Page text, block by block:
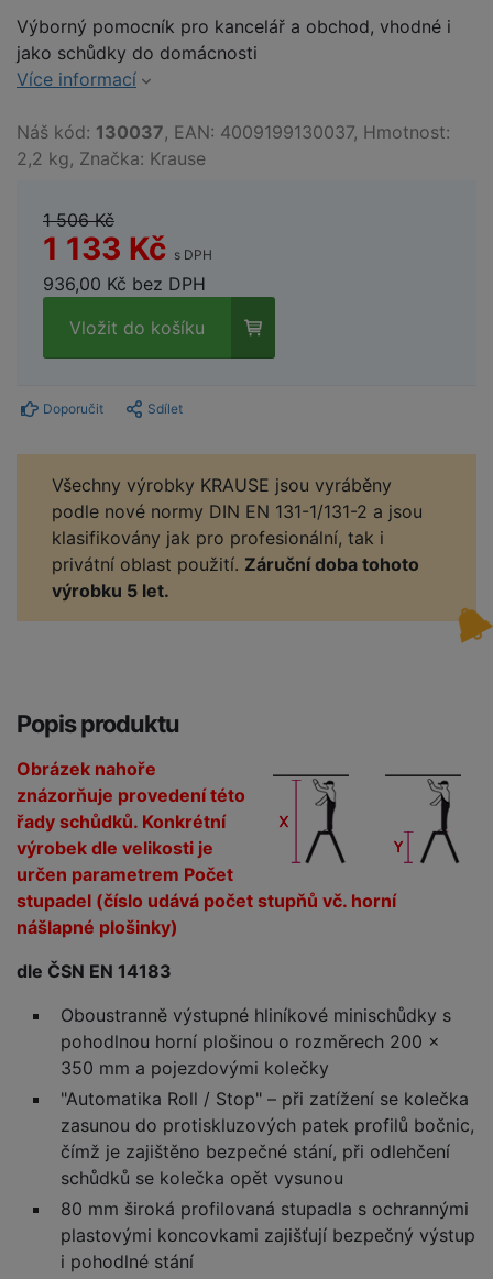
Výborný pomocník pro kancelář a obchod, vhodné i
jako schůdky do domácnosti
Více informací
Náš kód: 130037, EAN: 4009199130037, Hmotnost:
2,2 kg, Značka: Krause
1 506 Kč
1 133 Kč s DPH
936,00 Kč bez DPH
Vložit do košíku
Doporučit Sdílet
Všechny výrobky KRAUSE jsou vyráběny
podle nové normy DIN EN 131-1/131-2 a jsou
klasifikovány jak pro profesionální, tak i
privátní oblast použití. Záruční doba tohoto
výrobku 5 let.
Popis produktu
Obrázek nahoře
znázorňuje provedení této
řady schůdků. Konkrétní
výrobek dle velikosti je
určen parametrem Počet
stupadel (číslo udává počet stupňů vč. horní
nášlapné plošinky)
dle ČSN EN 14183
Oboustranně výstupné hliníkové minischůdky s
pohodlnou horní plošinou o rozměrech 200 x
350 mm a pojezdovými kolečky
"Automatika Roll / Stop" – při zatížení se kolečka
zasunou do protiskluzových patek profilů bočnic,
čímž je zajištěno bezpečné stání, při odlehčení
schůdků se kolečka opět vysunou
80 mm široká profilovaná stupadla s ochrannými
plastovými koncovkami zajišťují bezpečný výstup
i pohodlné stání